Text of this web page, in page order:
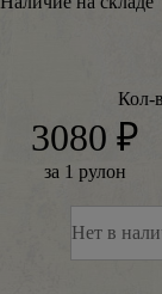
Кол-
3080 ₽
за 1 рулон
Нет в